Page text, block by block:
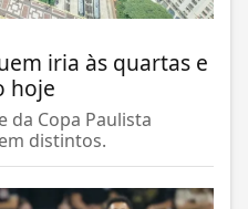
iria às quartas e
hoje
da Copa Paulista
distintos.